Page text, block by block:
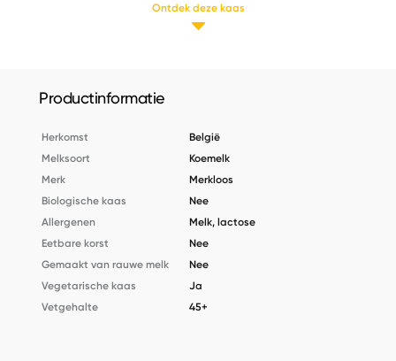
Ontdek deze kaas
Productinformatie
Herkomst
België
Melksoort
Koemelk
Merk
Merkloos
Biologische kaas
Nee
Allergenen
Melk, lactose
Eetbare korst
Nee
Gemaakt van rauwe melk
Nee
Vegetarische kaas
Ja
Vetgehalte
45+